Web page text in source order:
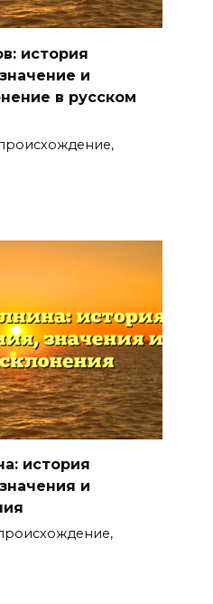
история
и
в русском
история
и